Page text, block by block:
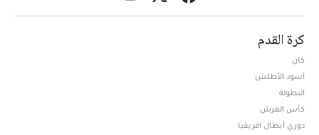
كرة القدم
كان
أسود الأطلس
البطولة
كأس العرش
دوري أبطال افريقيا